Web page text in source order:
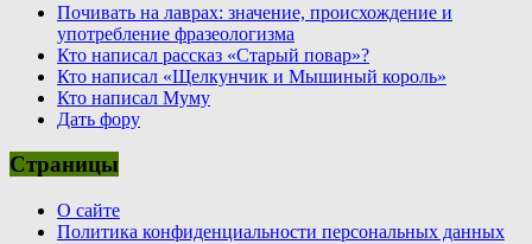
Почивать на лаврах: значение, происхождение и
употребление фразеологизма
Кто написал рассказ «Старый повар»?
Кто написал «Щелкунчик и Мышиный король»
Кто написал Муму
Дать фору
Страницы
О сайте
Политика конфиденциальности персональных данных